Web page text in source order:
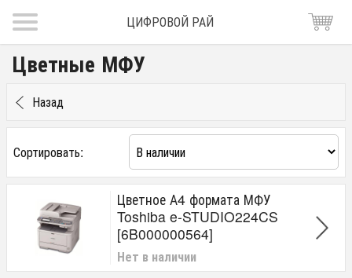
ЦИФРОВОЙ РАЙ
Цветные МФУ
Назад
Сортировать:
Цветное А4 формата МФУ
Toshiba e-STUDIO224CS
[6B000000564]
Нет в наличии